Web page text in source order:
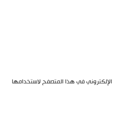
في هذا المتصفح لاستخدامها